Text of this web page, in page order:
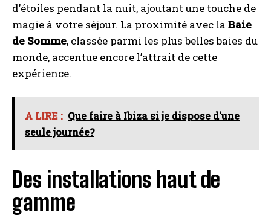
d’étoiles pendant la nuit, ajoutant une touche de
magie à votre séjour. La proximité avec la Baie
de Somme, classée parmi les plus belles baies du
monde, accentue encore l’attrait de cette
expérience.
A LIRE : Que faire à Ibiza si je dispose d'une
seule journée?
Des installations haut de
gamme